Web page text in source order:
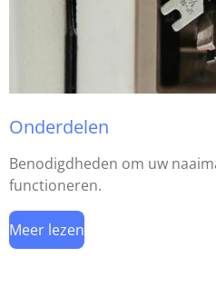
Onderdelen
Benodigdheden om uw
functioneren.
Meer lezen